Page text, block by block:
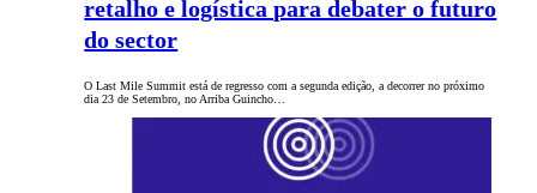
retalho e logística para debater o futuro
do sector
O Last Mile Summit está de regresso com a segunda edição, a decorrer no próximo
dia 23 de Setembro, no Arriba Guincho…